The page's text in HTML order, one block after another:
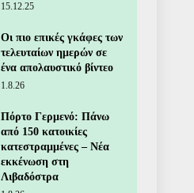
15.12.25
Οι πιο επικές γκάφες των
τελευταίων ημερών σε
ένα απολαυστικό βίντεο
1.8.26
Πόρτο Γερμενό: Πάνω
από 150 κατοικίες
κατεστραμμένες – Νέα
εκκένωση στη
Λιβαδόστρα